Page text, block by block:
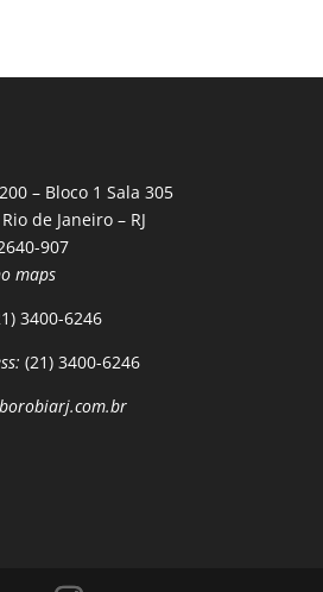
– Bloco 1 Sala 305
de Janeiro – RJ
907
maps
3400-6246
(21) 3400-6246